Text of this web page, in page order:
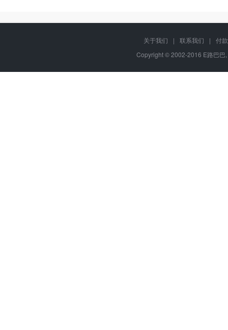
关于我们 | 联系我们 |
付
Copyright © 2002-2016 E路巴